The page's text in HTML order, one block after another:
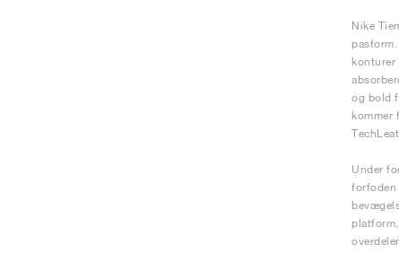
Nike
konturer
og bold
kommer
Under
forfoden